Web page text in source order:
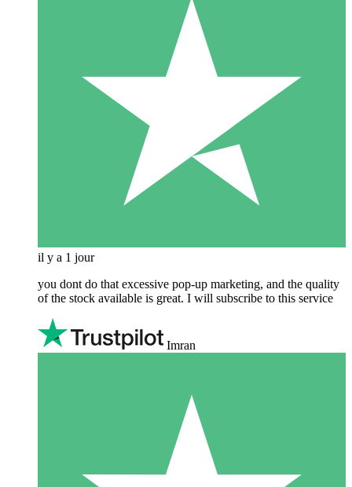
il y a 1 jour
you dont do that excessive pop-up marketing, and the quality
of the stock available is great. I will subscribe to this service
Imran